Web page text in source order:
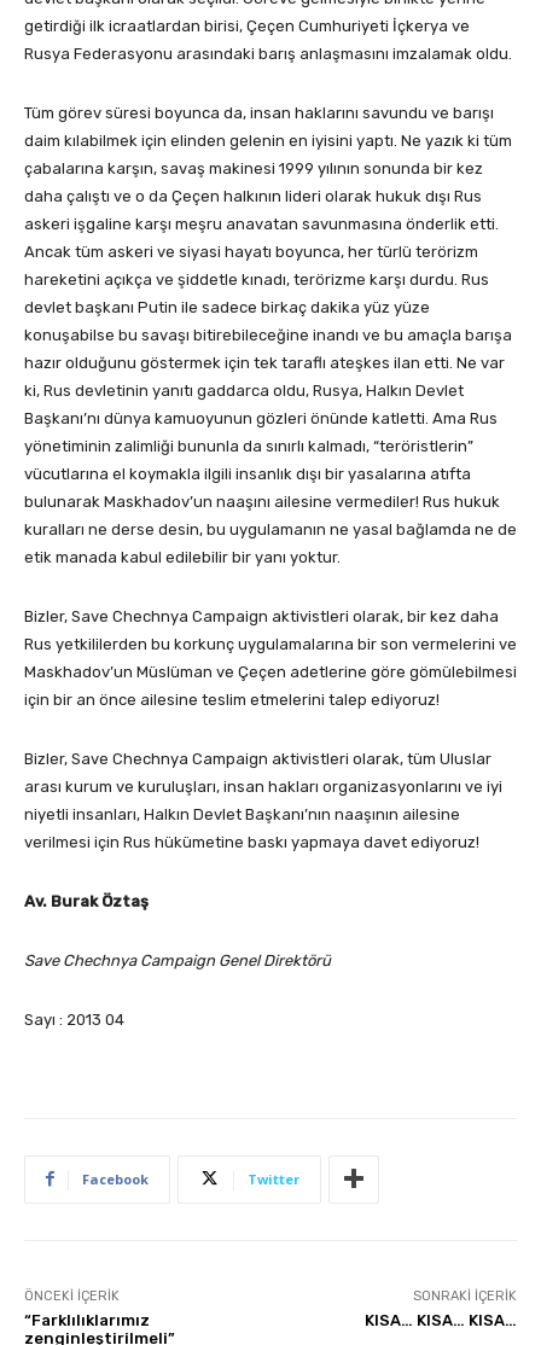
getirdiği ilk icraatlardan birisi, Çeçen Cumhuriyeti İçkerya ve
Rusya Federasyonu arasındaki barış anlaşmasını imzalamak oldu.
Tüm görev süresi boyunca da, insan haklarını savundu ve barışı
daim kılabilmek için elinden gelenin en iyisini yaptı. Ne yazık ki tüm
çabalarına karşın, savaş makinesi 1999 yılının sonunda bir kez
daha çalıştı ve o da Çeçen halkının lideri olarak hukuk dışı Rus
askeri işgaline karşı meşru anavatan savunmasına önderlik etti.
Ancak tüm askeri ve siyasi hayatı boyunca, her türlü terörizm
hareketini açıkça ve şiddetle kınadı, terörizme karşı durdu. Rus
devlet başkanı Putin ile sadece birkaç dakika yüz yüze
konuşabilse bu savaşı bitirebileceğine inandı ve bu amaçla barışa
hazır olduğunu göstermek için tek taraflı ateşkes ilan etti. Ne var
ki, Rus devletinin yanıtı gaddarca oldu, Rusya, Halkın Devlet
Başkanı’nı dünya kamuoyunun gözleri önünde katletti. Ama Rus
yönetiminin zalimliği bununla da sınırlı kalmadı, “teröristlerin”
vücutlarına el koymakla ilgili insanlık dışı bir yasalarına atıfta
bulunarak Maskhadov’un naaşını ailesine vermediler! Rus hukuk
kuralları ne derse desin, bu uygulamanın ne yasal bağlamda ne de
etik manada kabul edilebilir bir yanı yoktur.
Bizler, Save Chechnya Campaign aktivistleri olarak, bir kez daha
Rus yetkililerden bu korkunç uygulamalarına bir son vermelerini ve
Maskhadov’un Müslüman ve Çeçen adetlerine göre gömülebilmesi
için bir an önce ailesine teslim etmelerini talep ediyoruz!
Bizler, Save Chechnya Campaign aktivistleri olarak, tüm Uluslar
arası kurum ve kuruluşları, insan hakları organizasyonlarını ve iyi
niyetli insanları, Halkın Devlet Başkanı’nın naaşının ailesine
verilmesi için Rus hükümetine baskı yapmaya davet ediyoruz!
Av. Burak Öztaş
Save Chechnya Campaign Genel Direktörü
Sayı : 2013 04
Facebook Twitter
ÖNCEKI İÇERIK
“Farklılıklarımız
zenginleştirilmeli”
SONRAKI İÇERIK
KISA… KISA… KISA…